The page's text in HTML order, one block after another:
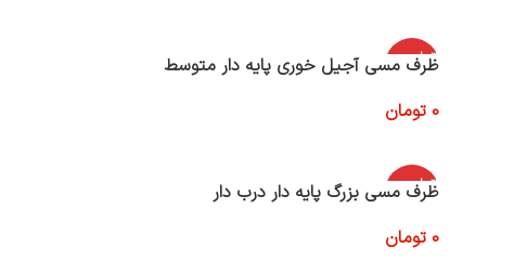
اتمام موج
ودی
ظرف مسی آجیل خوری پایه دار متوسط
0 تومان
اتمام موج
ودی
ظرف مسی بزرگ پایه دار درب دار
0 تومان